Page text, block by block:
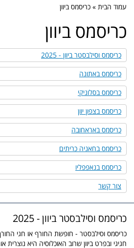
עמוד הבית » כריסמס ביוון
כריסמס ביוון
כריסמס וסילבסטר ביוון - 2025
כריסמס באתונה
כריסמס בסלוניקי
כריסמס בצפון יוון
כריסמס באראחובה
כריסמס בחאניה כריתים
כריסמס בנאפפליו
צור קשר
כריסמס וסילבסטר ביוון - 2025
כריסמס וסילבסטר - חופשת החורף או חגי
חגיגי ובפרט ביוון שרוב האוכלוסיה היא נוצרית